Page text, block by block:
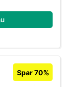
Spar 70%